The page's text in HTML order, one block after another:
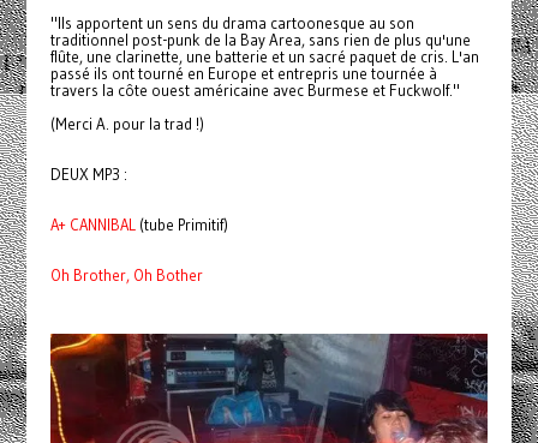
"Ils apportent un sens du drama cartoonesque au son
traditionnel post-punk de la Bay Area, sans rien de plus qu'une
flûte, une clarinette, une batterie et un sacré paquet de cris. L'an
passé ils ont tourné en Europe et entrepris une tournée à
travers la côte ouest américaine avec Burmese et Fuckwolf."
(Merci A. pour la trad !)
DEUX MP3 :
A+ CANNIBAL (tube Primitif)
Oh Brother, Oh Bother